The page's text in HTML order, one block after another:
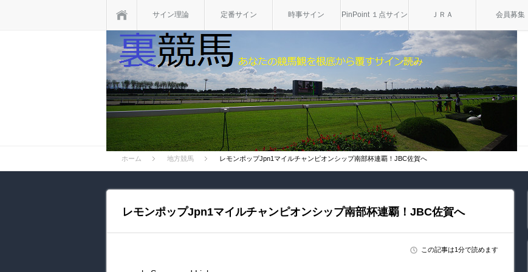
サイン理論 定番サイン 時事サイン PinPoint １点サイン ＪＲＡ 会員募集
ホーム 地方競馬 レモンポップJpn1マイルチャンピオンシップ南部杯連覇！JBC佐賀へ
レモンポップJpn1マイルチャンピオンシップ南部杯連覇！JBC佐賀へ
この記事は1分で読めます